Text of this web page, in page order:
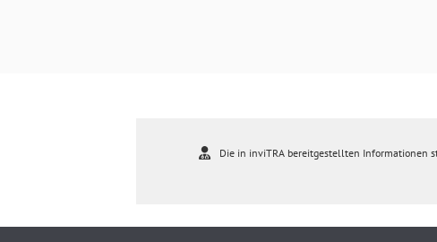
Die in inviTRA bereitgestellten Informationen